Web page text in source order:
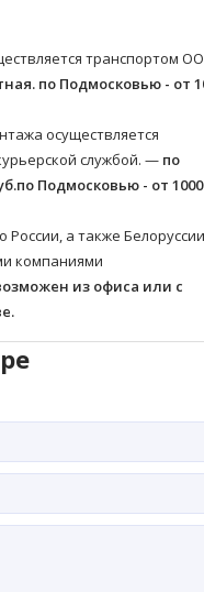
транспортом
по Подмосковью - от
осуществляется
службой. — по
по Подмосковью - от
России, а также
компаниями
из офиса или с